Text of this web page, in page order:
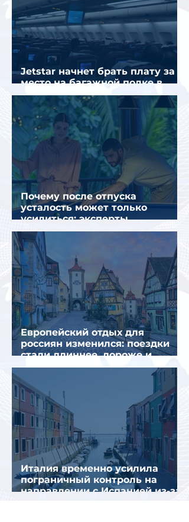
Jetstar начнет брать плату за
место на багажной полке в
салоне самолета
Почему после отпуска
усталость может только
усилиться: эксперты
объяснили причины
Европейский отдых для
россиян изменился: поездки
стали длиннее, дороже и
сложнее
Италия временно усилила
пограничный контроль на
направлении с Испанией из-за